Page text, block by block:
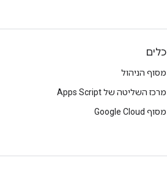
כלים
מסוף הניהול
מרכז השליטה של Apps Script
מסוף Google Cloud